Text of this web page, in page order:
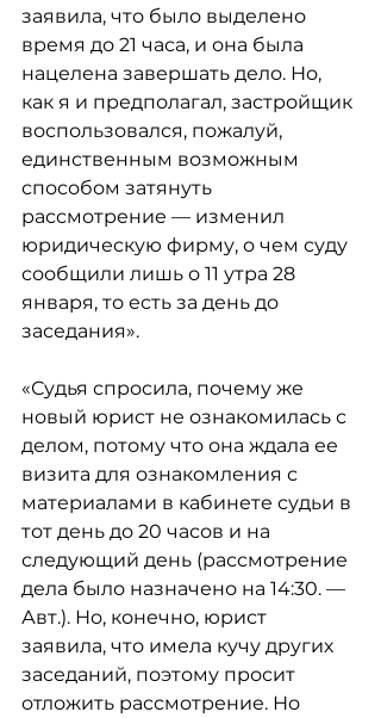
заявила, что было выделено
время до 21 часа, и она была
нацелена завершать дело. Но,
как я и предполагал, застройщик
воспользовался, пожалуй,
единственным возможным
способом затянуть
рассмотрение — изменил
юридическую фирму, о чем суду
сообщили лишь о 11 утра 28
января, то есть за день до
заседания».
«Судья спросила, почему же
новый юрист не ознакомилась с
делом, потому что она ждала ее
визита для ознакомления с
материалами в кабинете судьи в
тот день до 20 часов и на
следующий день (рассмотрение
дела было назначено на 14:30. —
Авт.). Но, конечно, юрист
заявила, что имела кучу других
заседаний, поэтому просит
отложить рассмотрение. Но